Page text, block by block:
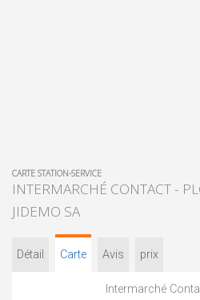
CARTE STATION-SERVICE
INTERMARCHÉ CONTACT -
JIDEMO SA
Détail Carte Avis prix
Intermarché